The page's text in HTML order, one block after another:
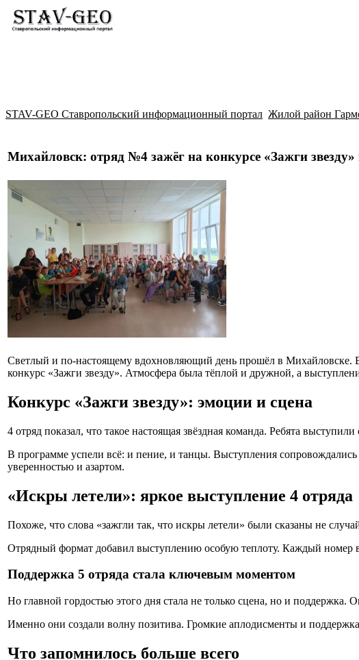
STAV-GEO Ставропольский информационный портал Жилой район
Михайловск: отряд №4 зажёг на конкурсе «Зажги
Светлый и по-настоящему вдохновляющий день прошёл в
конкурс «Зажги звезду». Атмосфера была тёплой и дружной, а
Конкурс «Зажги звезду»: эмоции и сцена
4 отряд показал, что такое настоящая звёздная команда. Ребята
В программе успели всё: и пение, и танцы. Выступления
уверенностью и азартом.
«Искры летели»: яркое выступление 4 отряда
Похоже, что слова «зажгли так, что искры летели» были сказаны не
Отрядный формат добавил выступлению особую теплоту. Каждый номер
Поддержка 5 отряда стала ключевым моментом
Но главной гордостью этого дня стала не только сцена, но и поддержка.
Именно они создали волну позитива. Громкие аплодисменты и
Что запомнилось больше всего